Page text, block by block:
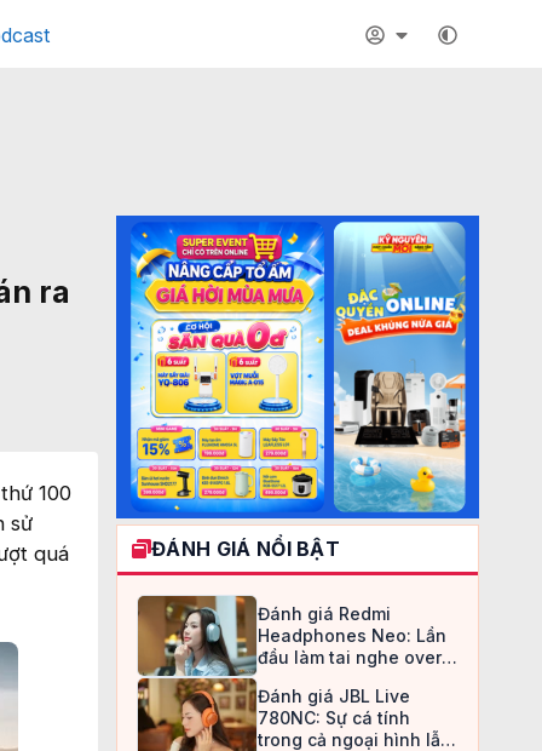
ra
100
sử
quá
ĐÁNH GIÁ NỔI BẬT
Đánh giá Redmi
Headphones Neo: Lần
đầu làm tai nghe over-
an toàn
Đánh giá JBL Live
780NC: Sự cá tính
trong cả ngoại hình lẫn